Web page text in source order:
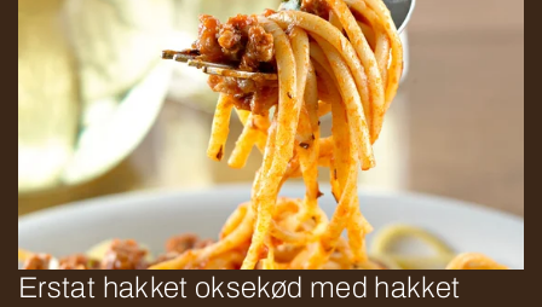
Erstat hakket oksekød med hakket